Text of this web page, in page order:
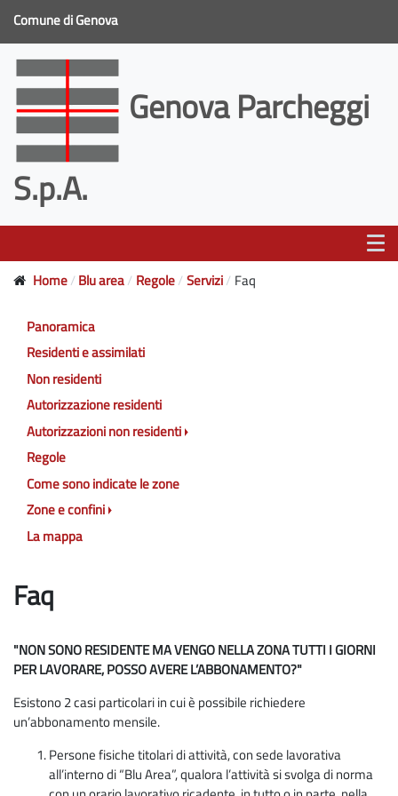
Comune di Genova
Genova Parcheggi
S.p.A.
Home Blu area Regole Servizi Faq
Faq
"NON SONO RESIDENTE MA VENGO NELLA ZONA TUTTI I GIORNI
PER LAVORARE, POSSO AVERE L’ABBONAMENTO?"
Esistono 2 casi particolari in cui è possibile richiedere
un’abbonamento mensile.
Persone fisiche titolari di attività, con sede lavorativa
all’interno di “Blu Area”, qualora l’attività si svolga di norma
Panoramica
Residenti e assimilati
Non residenti
Autorizzazione residenti
Autorizzazioni non residenti
Regole
Come sono indicate le zone
Zone e confini
La mappa